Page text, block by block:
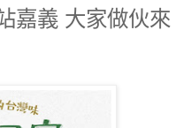
嘉義 大家做伙來